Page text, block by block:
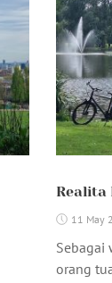
Realita
11 May
Sebagai
orang